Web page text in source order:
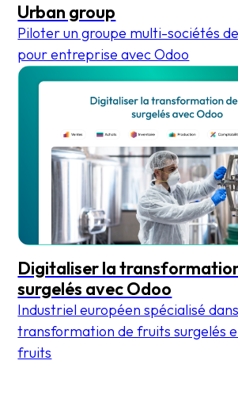
Urban group
Piloter un groupe multi-sociétés
pour entreprise avec Odoo
Digitaliser la
surgelés avec Odoo
Industriel européen spécialisé
transformation de fruits surgelés
fruits